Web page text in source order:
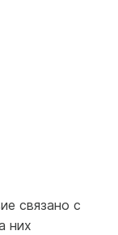
связано с
них